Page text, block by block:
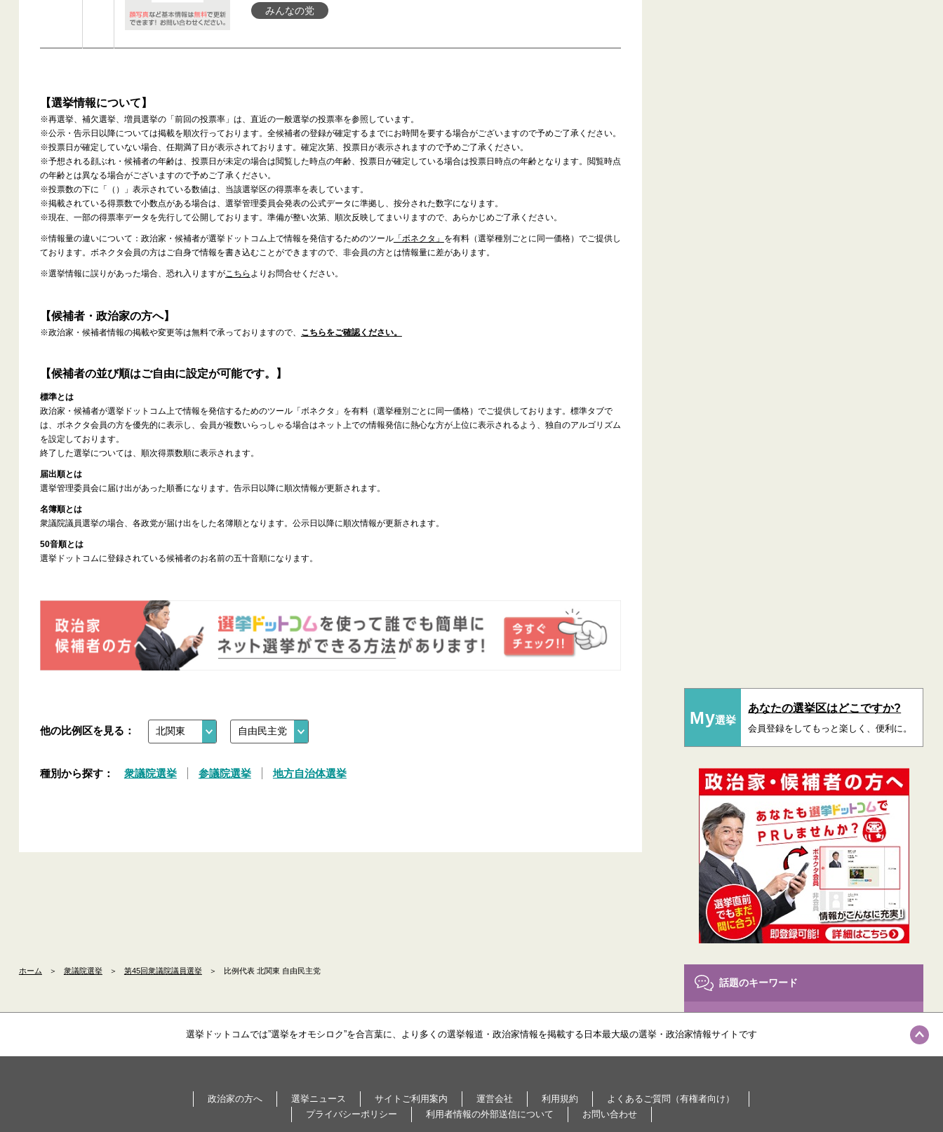
みんなの党
【選挙情報について】
※再選挙、補欠選挙、増員選挙の「前回の投票率」は、直近の一般選挙の投票率を参照しています。
※公示・告示日以降については掲載を順次行っております。全候補者の登録が確定するまでにお時間を要する場合がございますので予めご了承ください。
※投票日が確定していない場合、任期満了日が表示されております。確定次第、投票日が表示されますので予めご了承ください。
※予想される顔ぶれ・候補者の年齢は、投票日が未定の場合は閲覧した時点の年齢、投票日が確定している場合は投票日時点の年齢となります。閲覧時点
の年齢とは異なる場合がございますので予めご了承ください。
※投票数の下に「（）」表示されている数値は、当該選挙区の得票率を表しています。
※掲載されている得票数で小数点がある場合は、選挙管理委員会発表の公式データに準拠し、按分された数字になります。
※現在、一部の得票率データを先行して公開しております。準備が整い次第、順次反映してまいりますので、あらかじめご了承ください。
※情報量の違いについて：政治家・候補者が選挙ドットコム上で情報を発信するためのツール「ボネクタ」 を有料（選挙種別ごとに同一価格）でご提供し
ております。ボネクタ会員の方はご自身で情報を書き込むことができますので、非会員の方とは情報量に差があります。
※選挙情報に誤りがあった場合、恐れ入りますがこちら よりお問合せください。
【候補者・政治家の方へ】
※政治家・候補者情報の掲載や変更等は無料で承っておりますので、 こちらをご確認ください。
【候補者の並び順はご自由に設定が可能です。】
標準とは
政治家・候補者が選挙ドットコム上で情報を発信するためのツール「ボネクタ」を有料（選挙種別ごとに同一価格）でご提供しております。標準タブで
は、ボネクタ会員の方を優先的に表示し、会員が複数いらっしゃる場合はネット上での情報発信に熱心な方が上位に表示されるよう、独自のアルゴリズム
を設定しております。
終了した選挙については、順次得票数順に表示されます。
届出順とは
選挙管理委員会に届け出があった順番になります。告示日以降に順次情報が更新されます。
名簿順とは
衆議院議員選挙の場合、各政党が届け出をした名簿順となります。公示日以降に順次情報が更新されます。
50音順とは
選挙ドットコムに登録されている候補者のお名前の五十音順になります。
他の比例区を見る：
種別から探す： 衆議院選挙 参議院選挙 地方自治体選挙
My選挙
あなたの選挙区はどこですか?
会員登録をしてもっと楽しく、便利に。
話題のキーワード
東京都
ホーム ＞ 衆議院選挙 ＞ 第45回衆議院議員選挙 ＞ 比例代表 北関東 自由民主党
選挙ドットコムでは”選挙をオモシロク”を合言葉に、より多くの選挙報道・政治家情報を掲載する日本最大級の選挙・政治家情報サイトです
政治家の方へ 選挙ニュース サイトご利用案内 運営会社 利用規約
よくあるご質問（有権者向け）
プライバシーポリシー
利用者情報の外部送信について お問い合わせ